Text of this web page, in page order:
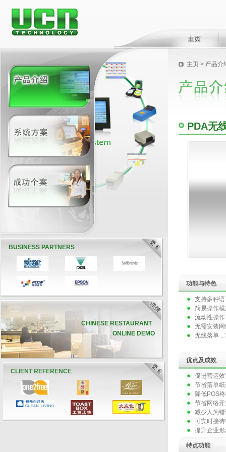
BUSINESS PARTNERS
CHINESE RESTAURANT
ONLINE DEMO
CLIENT REFERENCE
主页 > 产品介
PDA无
功能与特色
支持多种
简易操作
流动性操作
无需安装
无线落单
优点及成效
促进营运
节省落单
降低POS
节省网络
减少人为
可实时接
提升企业
特点功能